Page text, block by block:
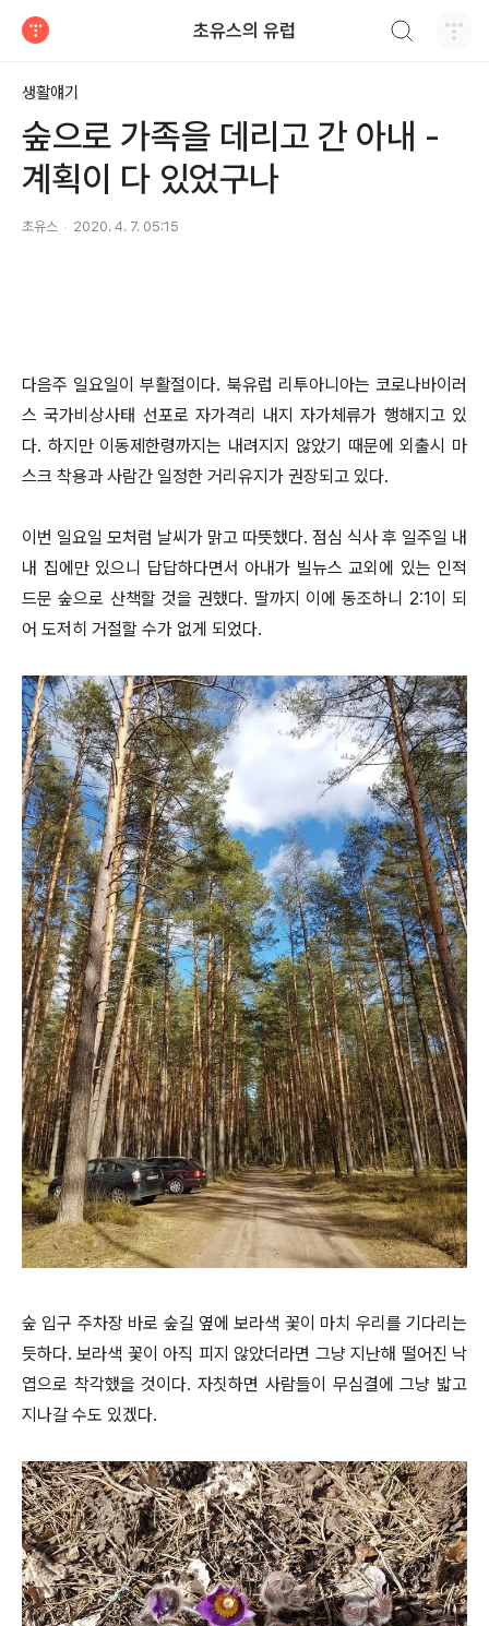
초유스의 유럽
생활얘기
숲으로 가족을 데리고 간 아내 -
계획이 다 있었구나
초유스 2020. 4. 7. 05:15
다음주 일요일이 부활절이다. 북유럽 리투아니아는 코로나바이러
스 국가비상사태 선포로 자가격리 내지 자가체류가 행해지고 있
다. 하지만 이동제한령까지는 내려지지 않았기 때문에 외출시 마
스크 착용과 사람간 일정한 거리유지가 권장되고 있다.
이번 일요일 모처럼 날씨가 맑고 따뜻했다. 점심 식사 후 일주일 내
내 집에만 있으니 답답하다면서 아내가 빌뉴스 교외에 있는 인적
드문 숲으로 산책할 것을 권했다. 딸까지 이에 동조하니 2:1이 되
어 도저히 거절할 수가 없게 되었다.
숲 입구 주차장 바로 숲길 옆에 보라색 꽃이 마치 우리를 기다리는
듯하다. 보라색 꽃이 아직 피지 않았더라면 그냥 지난해 떨어진 낙
엽으로 착각했을 것이다. 자칫하면 사람들이 무심결에 그냥 밟고
지나갈 수도 있겠다.